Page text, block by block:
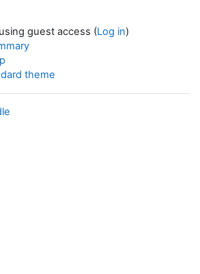
guest access (Log in)
theme